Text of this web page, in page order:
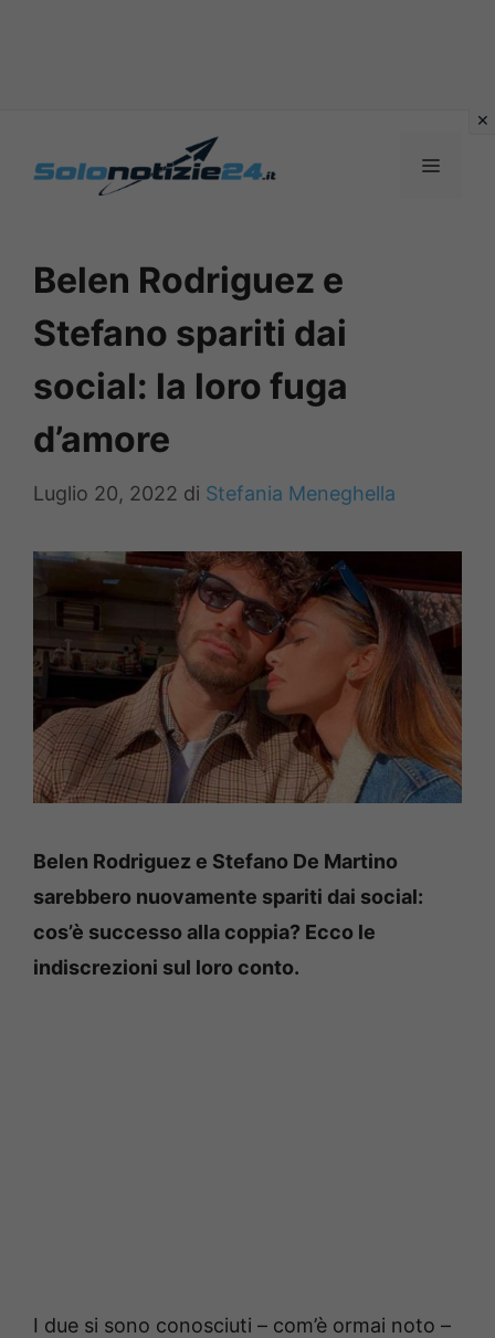
MENU
Belen Rodriguez e
Stefano spariti dai
social: la loro fuga
d’amore
Luglio 20, 2022 di Stefania Meneghella
Belen Rodriguez e Stefano De Martino
sarebbero nuovamente spariti dai social:
cos’è successo alla coppia? Ecco le
indiscrezioni sul loro conto.
I due si sono conosciuti – com’è ormai noto –